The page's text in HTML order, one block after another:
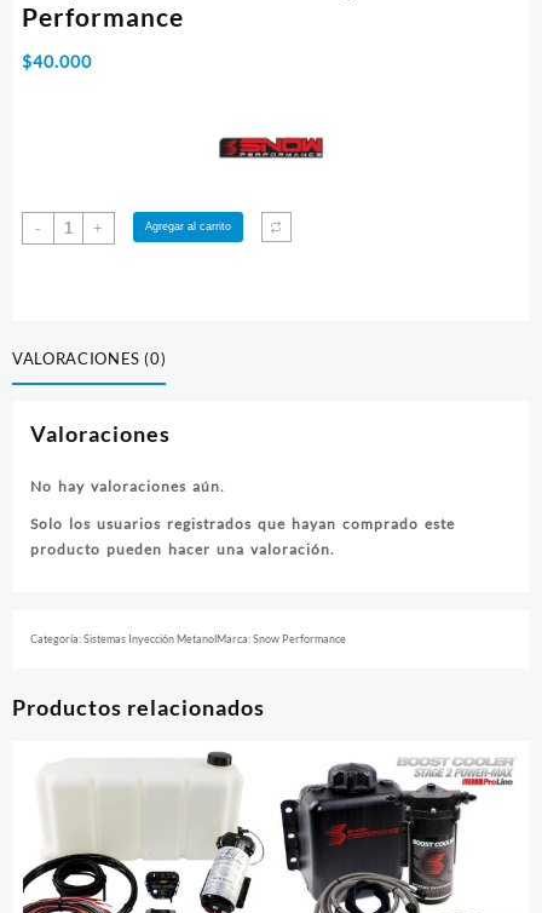
Performance
$40.000
-
Bloques
Snow
+ Agregar al carrito
VALORACIONES (0)
Valoraciones
No hay valoraciones aún.
Solo los usuarios registrados que hayan comprado este
producto pueden hacer una valoración.
Categoría:Sistemas Inyección MetanolMarca:Snow Performance
Productos relacionados